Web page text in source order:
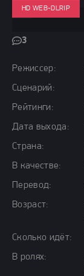
Режиссер:
Сценарий:
Рейтинги:
Дата выхода:
Страна:
В качестве:
Перевод:
Возраст:
Сколько идёт:
В ролях:
3
HD WEB-DLRIP